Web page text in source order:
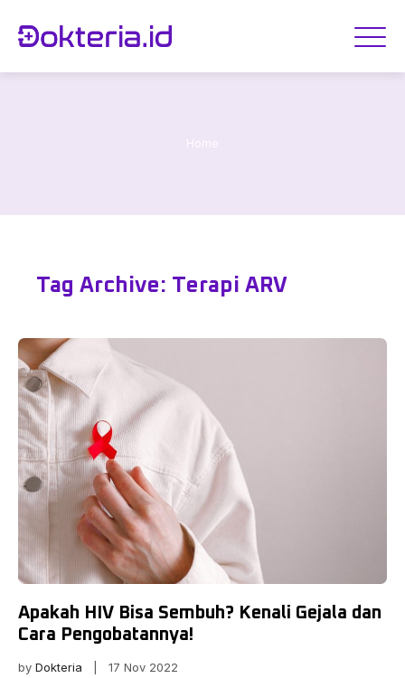
Home
Tag Archive: Terapi ARV
Apakah HIV Bisa Sembuh? Kenali Gejala dan
Cara Pengobatannya!
by Dokteria | 17 Nov 2022